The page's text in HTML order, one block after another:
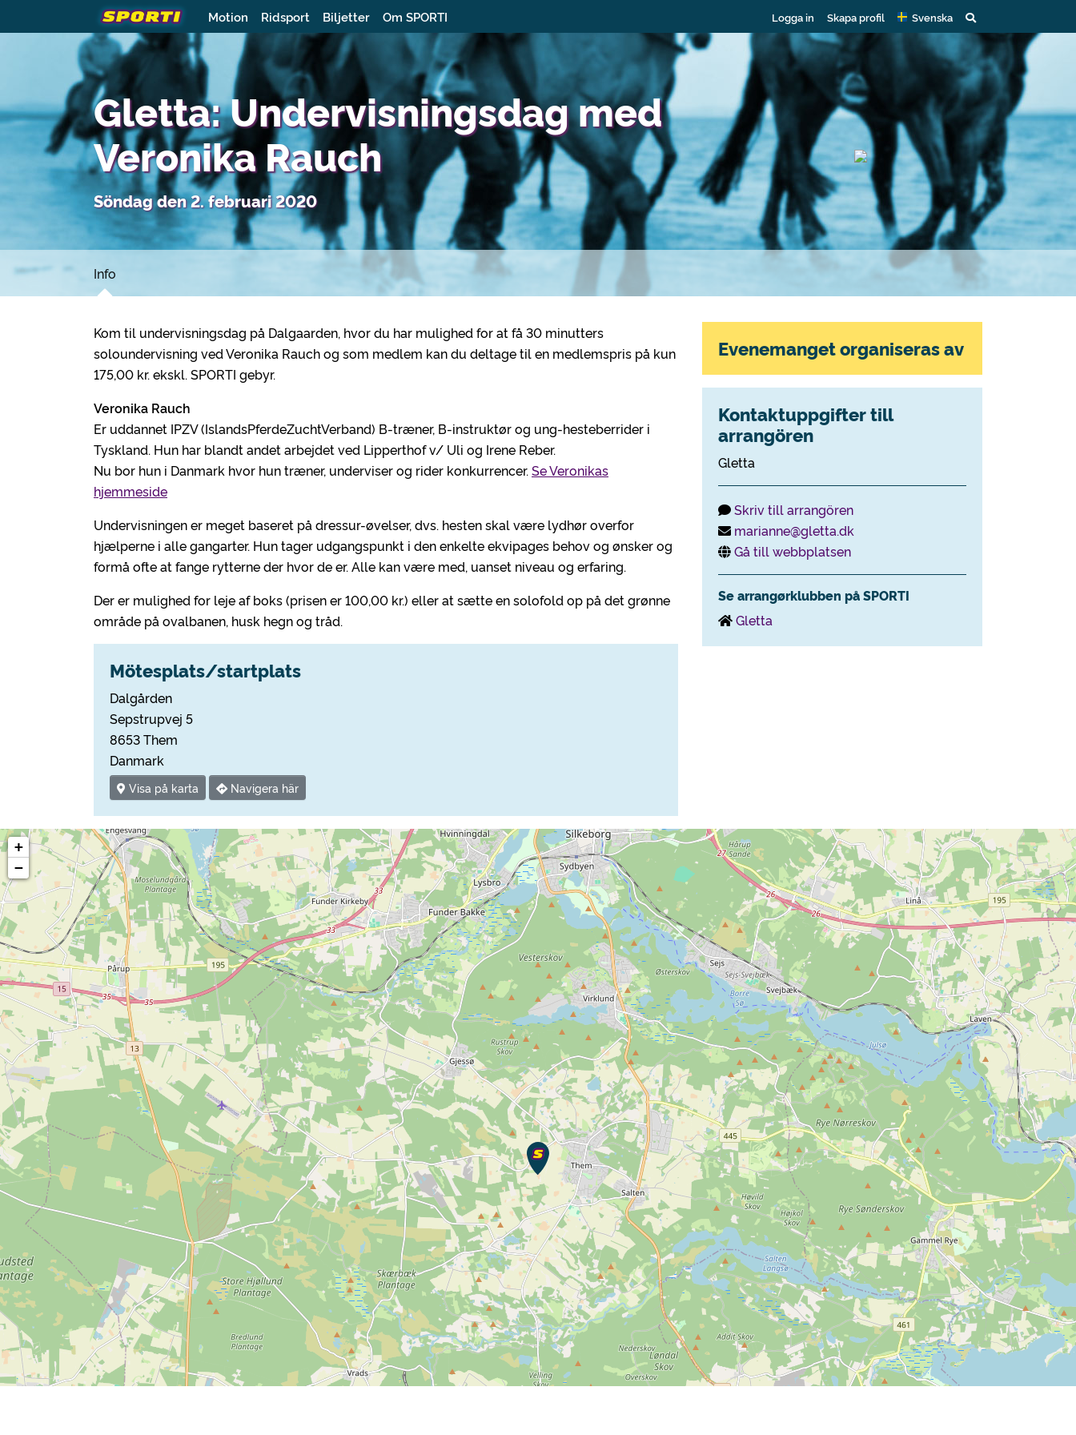
Motion Ridsport Biljetter Om SPORTI Logga in Skapa profil Svenska
Gletta: Undervisningsdag med
Veronika Rauch
Söndag den 2. februari 2020
Info
Kom til undervisningsdag på Dalgaarden, hvor du har mulighed for at få 30 minutters
soloundervisning ved Veronika Rauch og som medlem kan du deltage til en medlemspris på kun
175,00 kr. ekskl. SPORTI gebyr.
Veronika Rauch
Er uddannet IPZV (IslandsPferdeZuchtVerband) B-træner, B-instruktør og ung-hesteberrider i
Tyskland. Hun har blandt andet arbejdet ved Lipperthof v/ Uli og Irene Reber.
Nu bor hun i Danmark hvor hun træner, underviser og rider konkurrencer. Se Veronikas
hjemmeside
Undervisningen er meget baseret på dressur-øvelser, dvs. hesten skal være lydhør overfor
hjælperne i alle gangarter. Hun tager udgangspunkt i den enkelte ekvipages behov og ønsker og
formå ofte at fange rytterne der hvor de er. Alle kan være med, uanset niveau og erfaring.
Der er mulighed for leje af boks (prisen er 100,00 kr.) eller at sætte en solofold op på det grønne
område på ovalbanen, husk hegn og tråd.
Mötesplats/startplats
Dalgården
Sepstrupvej 5
8653 Them
Danmark
Visa på karta Navigera här
Evenemanget organiseras av
Kontaktuppgifter till
arrangören
Gletta
Skriv till arrangören
marianne@gletta.dk
Gå till webbplatsen
Se arrangørklubben på SPORTI
Gletta
+
−